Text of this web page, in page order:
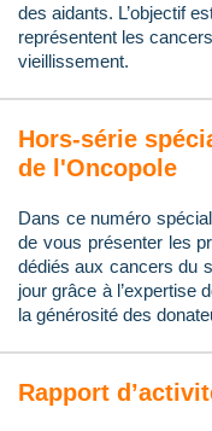
des aidants. L’objectif
représentent les
vieillissement.
Hors-série
de l'Oncopole
Dans ce numéro
de vous présenter les
dédiés aux cancers du
jour grâce à l’expertise
la générosité des
Rapport